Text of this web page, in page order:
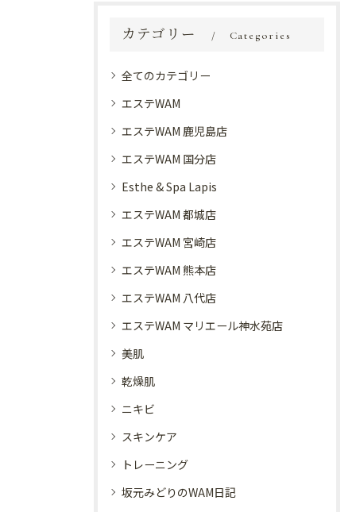
カテゴリー Categories
全てのカテゴリー
エステWAM
エステWAM 鹿児島店
エステWAM 国分店
Esthe & Spa Lapis
エステWAM 都城店
エステWAM 宮崎店
エステWAM 熊本店
エステWAM 八代店
エステWAM マリエール神水苑店
美肌
乾燥肌
ニキビ
スキンケア
トレーニング
坂元みどりのWAM日記